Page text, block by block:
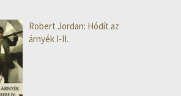
Robert Jordan: Hódít az
árnyék I-II.